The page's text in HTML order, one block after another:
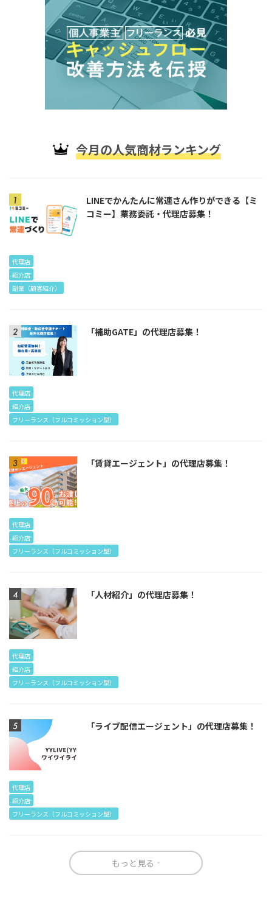
今月の人気商材ランキング
LINEでかんたんに常連さん作りができる【ミ
コミー】業務委託・代理店募集！
代理店
紹介店
副業（顧客紹介）
「補助GATE」の代理店募集！
代理店
紹介店
フリーランス（フルコミッション型）
「賃貸エージェント」の代理店募集！
代理店
紹介店
フリーランス（フルコミッション型）
「人材紹介」の代理店募集！
代理店
紹介店
フリーランス（フルコミッション型）
「ライブ配信エージェント」の代理店募集！
代理店
紹介店
フリーランス（フルコミッション型）
もっと見る